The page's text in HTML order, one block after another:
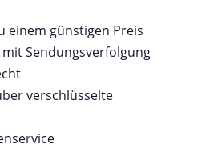
einem günstigen Preis
Sendungsverfolgung
verschlüsselte